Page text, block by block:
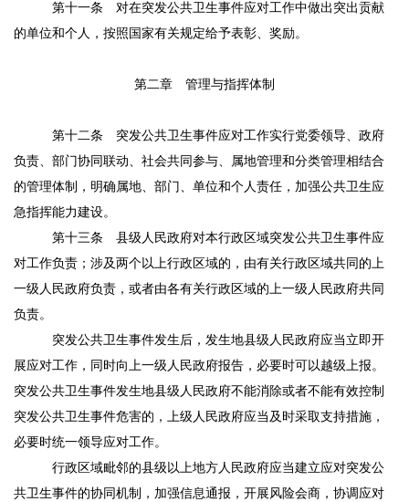
第十一条 对在突发公共卫生事件应对工作中做出突出贡献
的单位和个人，按照国家有关规定给予表彰、奖励。
第二章 管理与指挥体制
第十二条 突发公共卫生事件应对工作实行党委领导、政府
负责、部门协同联动、社会共同参与、属地管理和分类管理相结合
的管理体制，明确属地、部门、单位和个人责任，加强公共卫生应
急指挥能力建设。
第十三条 县级人民政府对本行政区域突发公共卫生事件应
对工作负责；涉及两个以上行政区域的，由有关行政区域共同的上
一级人民政府负责，或者由各有关行政区域的上一级人民政府共同
负责。
突发公共卫生事件发生后，发生地县级人民政府应当立即开
展应对工作，同时向上一级人民政府报告，必要时可以越级上报。
突发公共卫生事件发生地县级人民政府不能消除或者不能有效控制
突发公共卫生事件危害的，上级人民政府应当及时采取支持措施，
必要时统一领导应对工作。
行政区域毗邻的县级以上地方人民政府应当建立应对突发公
共卫生事件的协同机制，加强信息通报，开展风险会商，协调应对